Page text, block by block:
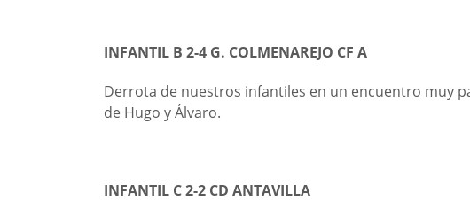
INFANTIL B 2-4 G. COLMENAREJO CF A
Derrota de nuestros infantiles en un encuentro muy
de Hugo y Álvaro.
INFANTIL C 2-2 CD ANTAVILLA